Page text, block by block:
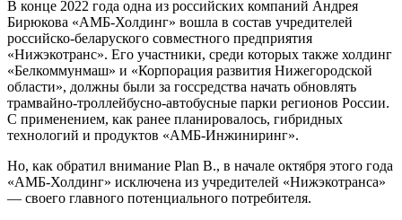
В конце 2022 года одна из российских компаний Андрея
Бирюкова «АМБ-Холдинг» вошла в состав учредителей
российско-беларуского совместного предприятия
«Нижэкотранс». Его участники, среди которых также холдинг
«Белкоммунмаш» и «Корпорация развития Нижегородской
области», должны были за госсредства начать обновлять
трамвайно-троллейбусно-автобусные парки регионов России.
С применением, как ранее планировалось, гибридных
технологий и продуктов «АМБ-Инжиниринг».
Но, как обратил внимание Plan B., в начале октября этого года
«АМБ-Холдинг» исключена из учредителей «Нижэкотранса»
— своего главного потенциального потребителя.